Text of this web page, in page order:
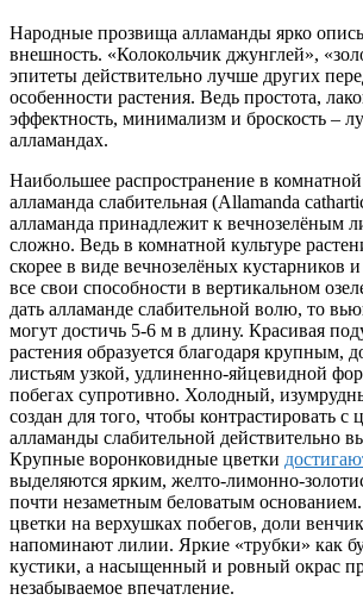
Народные прозвища алламанды ярко
внешность. «Колокольчик джунглей»,
эпитеты действительно лучше других
особенности растения. Ведь простота,
эффектность, минимализм и броскость –
алламандах.
Наибольшее распространение в
алламанда слабительная (Allamanda
алламанда принадлежит к вечнозелёным
сложно. Ведь в комнатной культуре
скорее в виде вечнозелёных кустарников
все свои способности в вертикальном
дать алламанде слабительной волю, то
могут достичь 5-6 м в длину. Красивая
растения образуется благодаря крупным,
листьям узкой, удлиненно-яйцевидной
побегах супротивно. Холодный,
создан для того, чтобы контрастировать
алламанды слабительной действительно
Крупные воронковидные цветки
выделяются ярким, желто-лимонно-
почти незаметным беловатым
цветки на верхушках побегов, доли
напоминают лилии. Яркие «трубки» как
кустики, а насыщенный и ровный окрас
незабываемое впечатление.